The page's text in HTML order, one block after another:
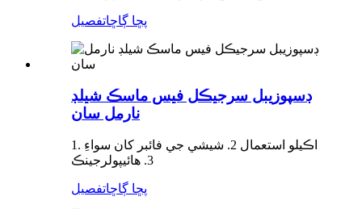
پڇا ڳاڇاتفصيل
ڊسپوزيبل سرجيڪل فيس ماسڪ شيلڊ
نارمل سان
1. اڪيلو استعمال 2. شيشي جي فائبر کان سواءِ
3. هائيپولرجينڪ
پڇا ڳاڇاتفصيل